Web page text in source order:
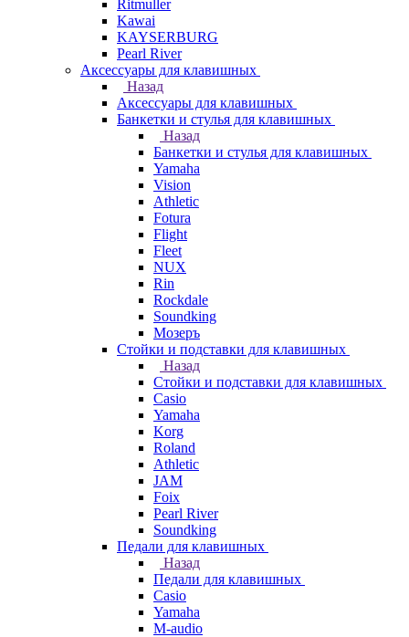
Ritmuller
Kawai
KAYSERBURG
Pearl River
Аксессуары для клавишных
Назад
Аксессуары для клавишных
Банкетки и стулья для клавишных
Назад
Банкетки и стулья для клавишных
Yamaha
Vision
Athletic
Fotura
Flight
Fleet
NUX
Rin
Rockdale
Soundking
Мозеръ
Стойки и подставки для клавишных
Назад
Стойки и подставки для клавишных
Casio
Yamaha
Korg
Roland
Athletic
JAM
Foix
Pearl River
Soundking
Педали для клавишных
Назад
Педали для клавишных
Casio
Yamaha
M-audio